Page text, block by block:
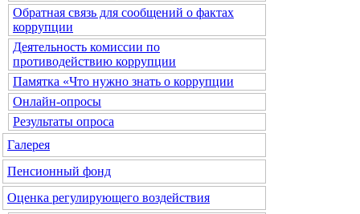
Обратная связь для сообщений о фактах
коррупции
Деятельность комиссии по
противодействию коррупции
Памятка «Что нужно знать о коррупции
Онлайн-опросы
Результаты опроса
Галерея
Пенсионный фонд
Оценка регулирующего воздействия